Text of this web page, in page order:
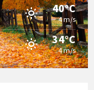
40°C
4 m/s
34°C
4 m/s